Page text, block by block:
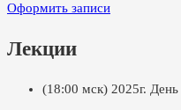
Оформить записи
Лекции
(18:00 мск) 2025г. День